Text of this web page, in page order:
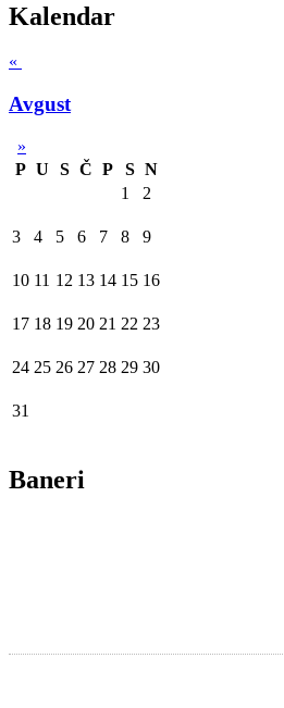
Kalendar
«
Avgust
»
P U S Č P S N
1
2
3 4 5 6 7 8 9
10 11 12 13 14 15 16
17 18 19 20 21 22 23
24 25 26 27 28 29 30
31
Baneri